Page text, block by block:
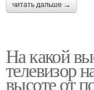
читать дальше →
На какой
телевизор
высоте от